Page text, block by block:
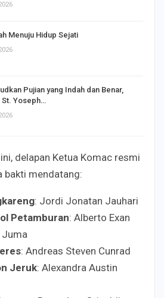
Menuju Hidup Sejati
Pujian yang Indah dan Benar,
St. Yoseph…
delapan Ketua Komac resmi
bakti mendatang:
: Jordi Jonatan Jauhari
Petamburan: Alberto Exan
Juma
: Andreas Steven Cunrad
Jeruk: Alexandra Austin